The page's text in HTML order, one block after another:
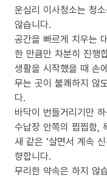
운심리 이사청소는 청
않습니다.
공간을 빠르게 치우는
한 만큼만 차분히 진행
생활을 시작했을 때 손
무는 곳이 불쾌하지 않
다.
바닥이 번들거리기만
수납장 안쪽의 찝찝함,
새 같은 ‘살면서 계속
향합니다.
무리한 약속은 하지 않